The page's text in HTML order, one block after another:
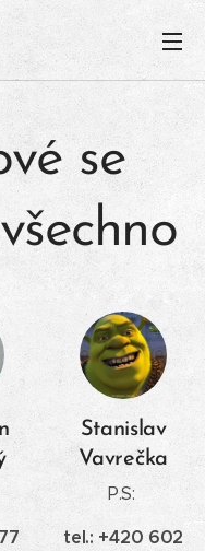
se
Stanislav
Vavrečka
P.S:
tel.: +420 602